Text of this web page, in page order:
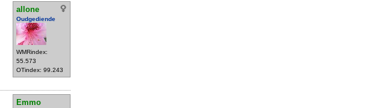
allone
Oudgediende
WMRindex:
55.573
OTindex: 99.243
Emmo